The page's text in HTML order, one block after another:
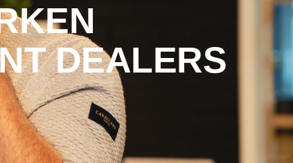
DEALERS